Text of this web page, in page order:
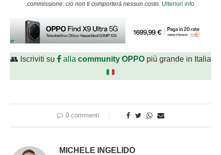
commissione: ciò non ti comporterà nessun costo. Ulteriori info
👥 Iscriviti su alla community OPPOpiù grande in Italia
0 commenti
MICHELE INGELIDO